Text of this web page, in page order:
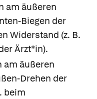
am äußeren
Biegen der
Widerstand (z. B.
Ärzt*in).
am äußeren
Drehen der
beim